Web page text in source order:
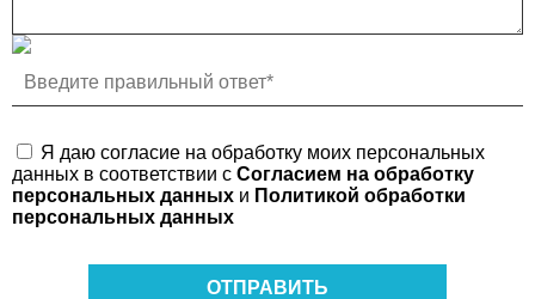
Я даю согласие на обработку моих персональных
данных в соответствии с Согласием на обработку
персональных данных и Политикой обработки
персональных данных
ОТПРАВИТЬ